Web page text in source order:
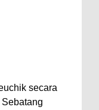
secara